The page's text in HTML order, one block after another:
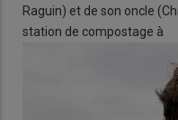
Raguin) et de son oncle
station de compostage à